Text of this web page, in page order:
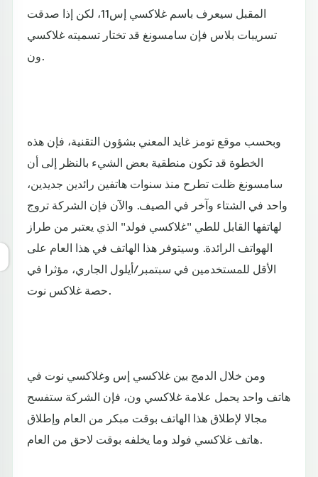
المقبل سيعرف باسم غلاكسي إس11، لكن إذا صدقت
تسريبات بلاس فإن سامسونغ قد تختار تسميته غلاكسي
ون.
وبحسب موقع تومز غايد المعني بشؤون التقنية، فإن هذه
الخطوة قد تكون منطقية بعض الشيء بالنظر إلى أن
سامسونغ ظلت تطرح منذ سنوات هاتفين رائدين جديدين،
واحد في الشتاء وآخر في الصيف. والآن فإن الشركة تروج
لهاتفها القابل للطي "غلاكسي فولد" الذي يعتبر من طراز
الهواتف الرائدة. وسيتوفر هذا الهاتف في هذا العام على
الأقل للمستخدمين في سبتمبر/أيلول الجاري، مؤثرا في
حصة غلاكس نوت.
ومن خلال الدمج بين غلاكسي إس وغلاكسي نوت في
هاتف واحد يحمل علامة غلاكسي ون، فإن الشركة ستفسح
مجالا لإطلاق هذا الهاتف بوقت مبكر من العام وإطلاق
هاتف غلاكسي فولد وما يخلفه بوقت لاحق من العام.